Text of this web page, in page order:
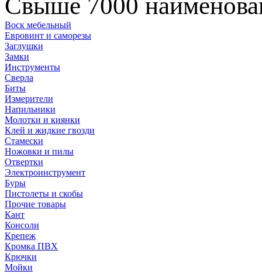
Свыше 7000
Воск мебельный
Евровинт и саморезы
Заглушки
Замки
Инструменты
Сверла
Биты
Измерители
Напильники
Молотки и киянки
Клей и жидкие гвозди
Стамески
Ножовки и пилы
Отвертки
Электроинструмент
Буры
Пистолеты и скобы
Прочие товары
Кант
Консоли
Крепеж
Кромка ПВХ
Крючки
Мойки